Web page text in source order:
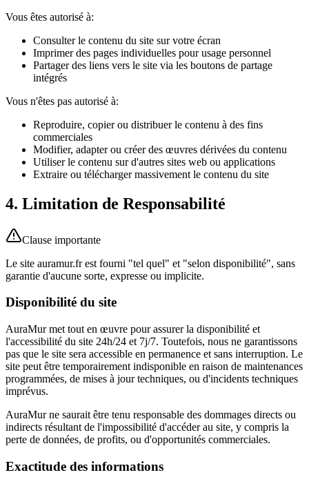
Vous êtes autorisé à:
Consulter le contenu du site sur votre écran
Imprimer des pages individuelles pour usage personnel
Partager des liens vers le site via les boutons de partage
intégrés
Vous n'êtes pas autorisé à:
Reproduire, copier ou distribuer le contenu à des fins
commerciales
Modifier, adapter ou créer des œuvres dérivées du contenu
Utiliser le contenu sur d'autres sites web ou applications
Extraire ou télécharger massivement le contenu du site
4. Limitation de Responsabilité
Clause importante
Le site auramur.fr est fourni "tel quel" et "selon disponibilité", sans
garantie d'aucune sorte, expresse ou implicite.
Disponibilité du site
AuraMur met tout en œuvre pour assurer la disponibilité et
l'accessibilité du site 24h/24 et 7j/7. Toutefois, nous ne garantissons
pas que le site sera accessible en permanence et sans interruption. Le
site peut être temporairement indisponible en raison de maintenances
programmées, de mises à jour techniques, ou d'incidents techniques
imprévus.
AuraMur ne saurait être tenu responsable des dommages directs ou
indirects résultant de l'impossibilité d'accéder au site, y compris la
perte de données, de profits, ou d'opportunités commerciales.
Exactitude des informations